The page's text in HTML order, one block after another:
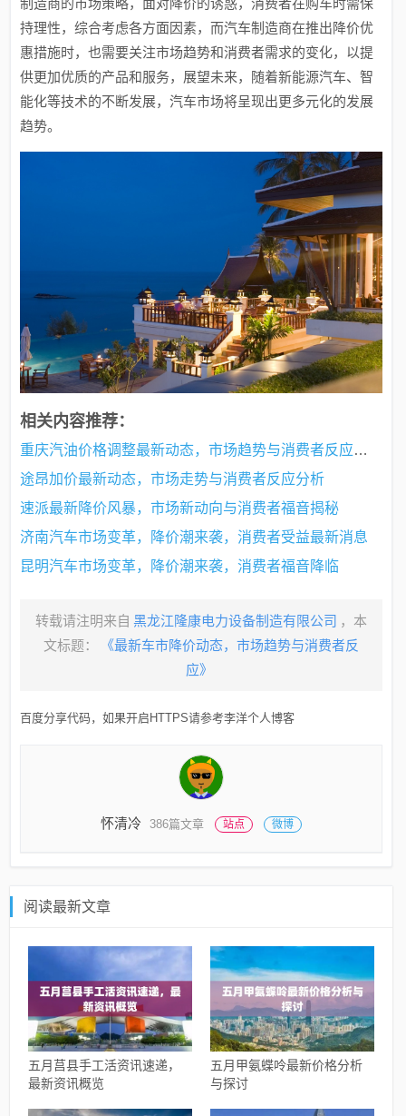
持理性，综合考虑各方面因素，而汽车制造商在推出降价优
惠措施时，也需要关注市场趋势和消费者需求的变化，以提
供更加优质的产品和服务，展望未来，随着新能源汽车、智
能化等技术的不断发展，汽车市场将呈现出更多元化的发展
趋势。
相关内容推荐：
重庆汽油价格调整最新动态，市场趋势与消费者反应分析
途昂加价最新动态，市场走势与消费者反应分析
速派最新降价风暴，市场新动向与消费者福音揭秘
济南汽车市场变革，降价潮来袭，消费者受益最新消息
昆明汽车市场变革，降价潮来袭，消费者福音降临
转载请注明来自 黑龙江隆康电力设备制造有限公司 ，本
文标题：
《最新车市降价动态，市场趋势与消费者反
应》
百度分享代码，如果开启HTTPS请参考李洋个人博客
怀清冷 386篇文章 站点 微博
阅读最新文章
五月莒县手工活资讯速递，
最新资讯概览
五月甲氨蝶呤最新价格分析
与探讨